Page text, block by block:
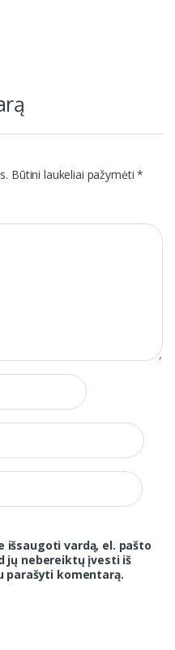
Būtini laukeliai pažymėti*
išsaugoti vardą, el. pašto
jų nebereiktų įvesti iš
parašyti komentarą.